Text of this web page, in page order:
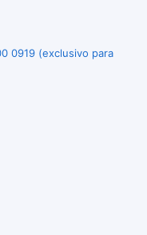
0919 (exclusivo para